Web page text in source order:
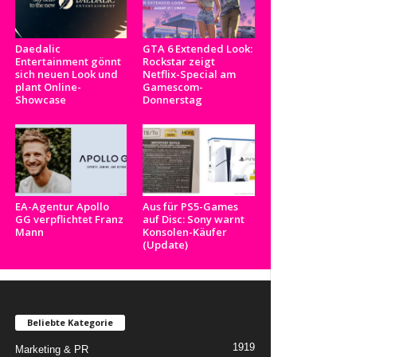
Daedalic
Entertainment gönnt
sich neuen Look und
plant Online-
Showcase
GTA 6 Extended Look:
Rockstar zeigt
Netflix-Special am
Gamescom-
Donnerstag
EA-Agentur Apollo
GG verpflichtet Franz
Mann
Aus für PS5-Games
auf Disc: Sony warnt
Konsolen-Käufer
(Update)
Beliebte Kategorie
Marketing & PR 1919